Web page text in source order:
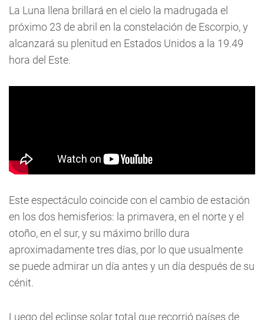
La Luna llena brillará en el cielo la madrugada el
próximo 23 de abril en la constelación de Escorpio, y
alcanzará su plenitud en Estados Unidos a la 19.49
hora del Este.
Este espectáculo coincide con el cambio de estación
en los dos hemisferios: la primavera, en el norte y el
otoño, en el sur, y su máximo brillo dura
aproximadamente tres días, por lo que usualmente
se puede admirar un día antes y un día después de su
cénit.
Luego del eclipse solar total que recorrió países de